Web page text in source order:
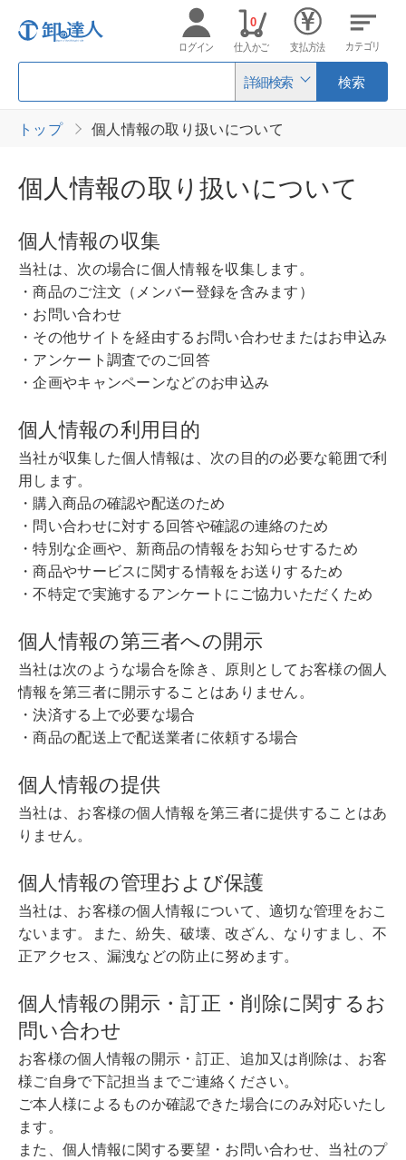
詳細検索 検索
ログイン 仕入かご
0
支払方法 カテゴリ
トップ 個人情報の取り扱いについて
個人情報の取り扱いについて
個人情報の収集
当社は、次の場合に個人情報を収集します。
・商品のご注文（メンバー登録を含みます）
・お問い合わせ
・その他サイトを経由するお問い合わせまたはお申込み
・アンケート調査でのご回答
・企画やキャンペーンなどのお申込み
個人情報の利用目的
当社が収集した個人情報は、次の目的の必要な範囲で利
用します。
・購入商品の確認や配送のため
・問い合わせに対する回答や確認の連絡のため
・特別な企画や、新商品の情報をお知らせするため
・商品やサービスに関する情報をお送りするため
・不特定で実施するアンケートにご協力いただくため
個人情報の第三者への開示
当社は次のような場合を除き、原則としてお客様の個人
情報を第三者に開示することはありません。
・決済する上で必要な場合
・商品の配送上で配送業者に依頼する場合
個人情報の提供
当社は、お客様の個人情報を第三者に提供することはあ
りません。
個人情報の管理および保護
当社は、お客様の個人情報について、適切な管理をおこ
ないます。また、紛失、破壊、改ざん、なりすまし、不
正アクセス、漏洩などの防止に努めます。
個人情報の開示・訂正・削除に関するお
問い合わせ
お客様の個人情報の開示・訂正、追加又は削除は、お客
様ご自身で下記担当までご連絡ください。
ご本人様によるものか確認できた場合にのみ対応いたし
ます。
また、個人情報に関する要望・お問い合わせ、当社のプ